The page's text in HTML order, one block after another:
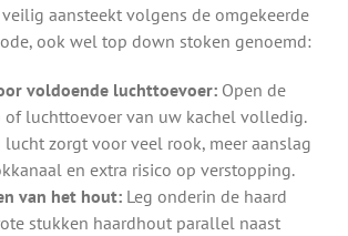
aansteekt volgens de omgekeerde
ook wel top down stoken genoemd:
voldoende luchttoevoer:Open de
luchttoevoer van uw kachel volledig.
lucht zorgt voor veel rook, meer aanslag
en extra risico op verstopping.
van het hout:Leg onderin de haard
stukken haardhout parallel naast